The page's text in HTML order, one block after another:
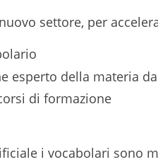
settore, per
esperto della materia
di formazione
i vocabolari sono